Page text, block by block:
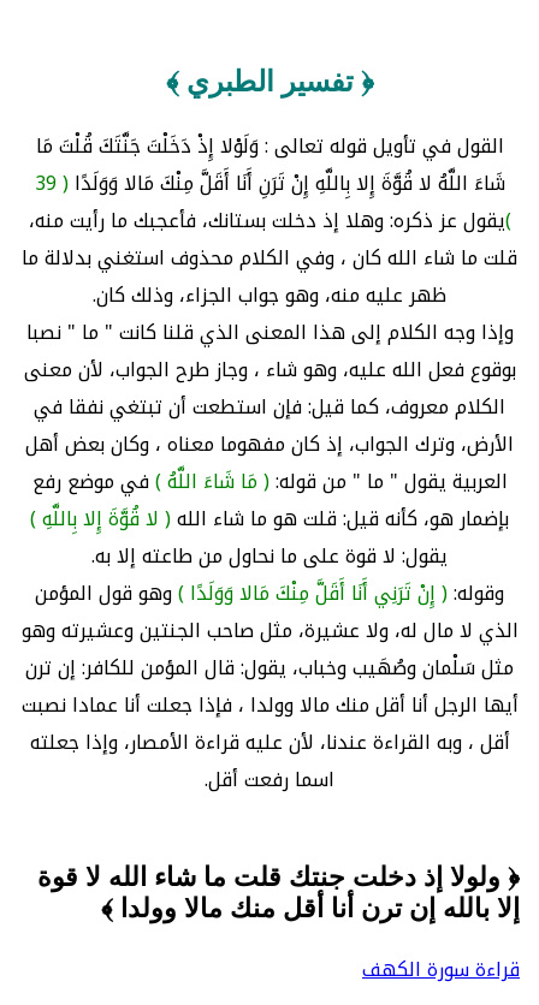
﴿ تفسير الطبري ﴾
القول في تأويل قوله تعالى : وَلَوْلا إِذْ دَخَلْتَ جَنَّتَكَ قُلْتَ مَا
شَاءَ اللَّهُ لا قُوَّةَ إِلا بِاللَّهِ إِنْ تَرَنِ أَنَا أَقَلَّ مِنْكَ مَالا وَوَلَدًا ( 39
)يقول عز ذكره: وهلا إذ دخلت بستانك، فأعجبك ما رأيت منه،
قلت ما شاء الله كان ، وفي الكلام محذوف استغني بدلالة ما
ظهر عليه منه، وهو جواب الجزاء، وذلك كان.
وإذا وجه الكلام إلى هذا المعنى الذي قلنا كانت " ما " نصبا
بوقوع فعل الله عليه، وهو شاء ، وجاز طرح الجواب، لأن معنى
الكلام معروف، كما قيل: فإن استطعت أن تبتغي نفقا في
الأرض، وترك الجواب، إذ كان مفهوما معناه ، وكان بعض أهل
العربية يقول " ما " من قوله:( مَا شَاءَ اللَّهُ )في موضع رفع
بإضمار هو، كأنه قيل: قلت هو ما شاء الله( لا قُوَّةَ إِلا بِاللَّهِ )
يقول: لا قوة على ما نحاول من طاعته إلا به.
وقوله:( إِنْ تَرَنِي أَنَا أَقَلَّ مِنْكَ مَالا وَوَلَدًا )وهو قول المؤمن
الذي لا مال له، ولا عشيرة، مثل صاحب الجنتين وعشيرته وهو
مثل سَلْمان وصُهَيب وخباب، يقول: قال المؤمن للكافر: إن ترن
أيها الرجل أنا أقل منك مالا وولدا ، فإذا جعلت أنا عمادا نصبت
أقل ، وبه القراءة عندنا، لأن عليه قراءة الأمصار، وإذا جعلته
اسما رفعت أقل.
﴿ ولولا إذ دخلت جنتك قلت ما شاء الله لا قوة
إلا بالله إن ترن أنا أقل منك مالا وولدا ﴾
قراءة سورة الكهف